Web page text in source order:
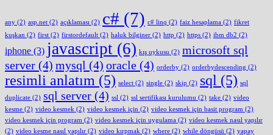
any (2) asp.net (2) açıklaması (2) c# (7) c# linq (2) faiz hesaplama (2) fikret
kuşkan (2) first (2) firstordefault (2) haluk bilginer (2) http (2) https (2) ibm db2 (2)
iphone (3) javascript (6) kış uykusu (2) microsoft sql
server (4) mysql (4) oracle (4) orderby (2) orderbydescending (2)
resimli anlatım (5) select (2) single (2) skip (2) sql (5) sql
duplicate (2) sql server (4) ssl (2) ssl sertifikası kurulumu (2) take (2) video
kesme (2) video kesmek (2) video kesmek için (2) video kesmek için basit program (2)
video kesmek için program (2) video kesmek için uygulama (2) video kesmek nasıl yapılır
(2) video kesme nasıl yapılır (2) video kırpmak (2) where (2) while döngüsü (2) yapay